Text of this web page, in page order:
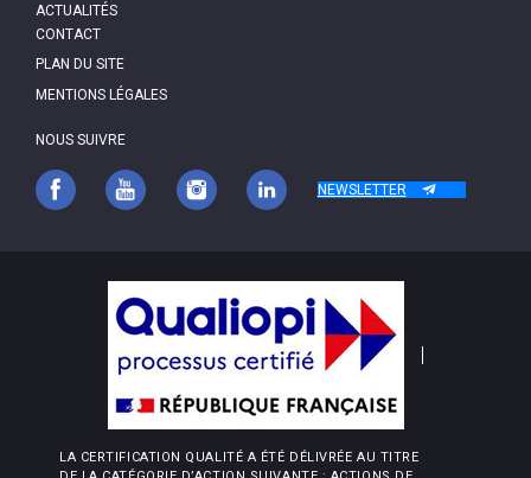
ACTUALITÉS
PIED
DE
PAGE
CONTACT
PLAN DU SITE
MENTIONS LÉGALES
NOUS SUIVRE
NEWSLETTER
LA CERTIFICATION QUALITÉ A ÉTÉ DÉLIVRÉE AU TITRE